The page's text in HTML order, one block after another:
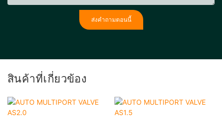
ส่งคำถามตอนนี้
สินค้าที่เกี่ยวข้อง